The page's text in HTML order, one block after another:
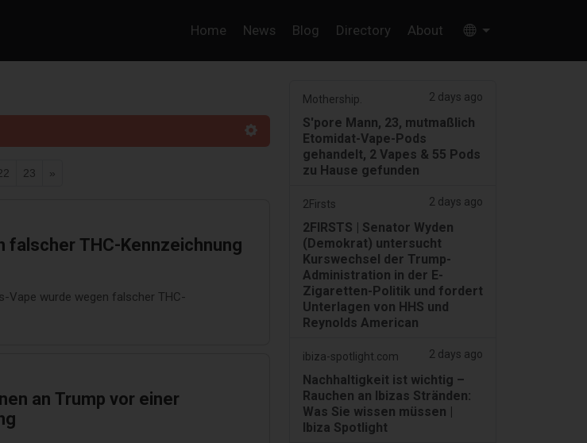
Home News Blog Directory About
23 »
falscher THC-Kennzeichnung
Vape wurde wegen falscher THC-
an Trump vor einer
Mothership. 2 days ago
S'pore Mann, 23, mutmaßlich
Etomidat-Vape-Pods
gehandelt, 2 Vapes & 55 Pods
zu Hause gefunden
2Firsts 2 days ago
2FIRSTS | Senator Wyden
(Demokrat) untersucht
Kurswechsel der Trump-
Administration in der E-
Zigaretten-Politik und fordert
Unterlagen von HHS und
Reynolds American
ibiza-spotlight.com 2 days ago
Nachhaltigkeit ist wichtig –
Rauchen an Ibizas Stränden:
Was Sie wissen müssen |
Ibiza Spotlight